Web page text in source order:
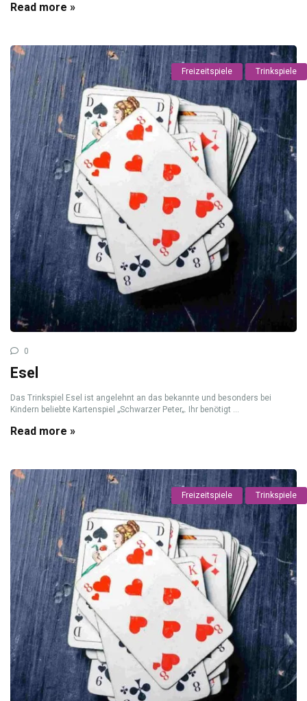
Read more »
Freizeitspiele Trinkspiele
0
Esel
Das Trinkspiel Esel ist angelehnt an das bekannte und besonders bei
Kindern beliebte Kartenspiel „Schwarzer Peter„. Ihr benötigt ...
Read more »
Freizeitspiele Trinkspiele